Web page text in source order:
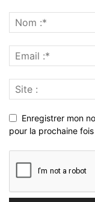
Enregistrer mon
pour la prochaine